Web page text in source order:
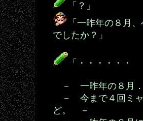
「？」
「一昨年の８月
でしたか？」
「・・・・・・
－ 一昨年の８月
－ 今まで４回ミャ
ど。 －